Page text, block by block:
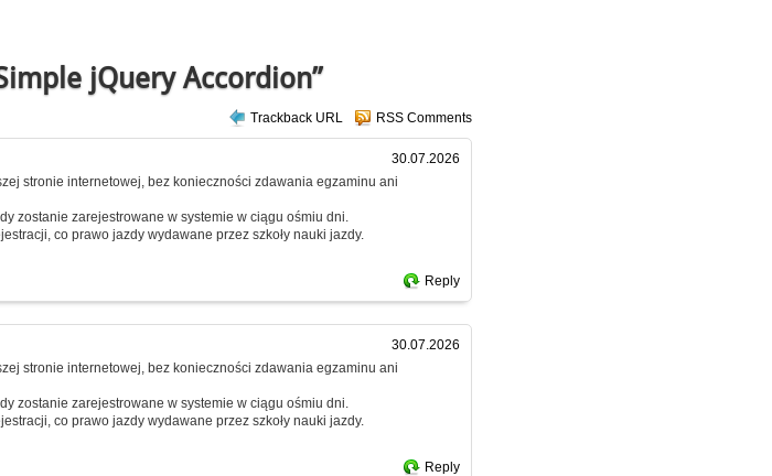
jQuery Accordion”
Trackback URL RSS Comments
30.07.2026
stronie internetowej, bez konieczności zdawania egzaminu ani
zostanie zarejestrowane w systemie w ciągu ośmiu dni.
co prawo jazdy wydawane przez szkoły nauki jazdy.
Reply
30.07.2026
stronie internetowej, bez konieczności zdawania egzaminu ani
zostanie zarejestrowane w systemie w ciągu ośmiu dni.
co prawo jazdy wydawane przez szkoły nauki jazdy.
Reply